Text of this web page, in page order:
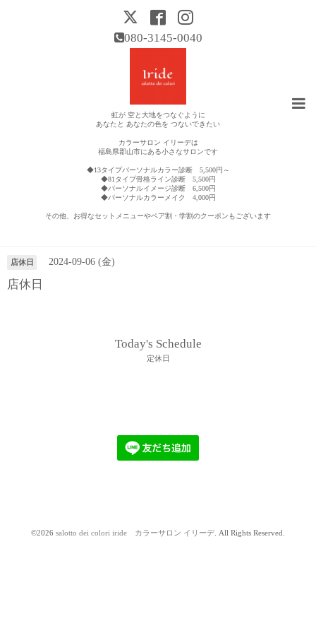
080-3145-0040
虹が 空と大地をつなぐように
あなたと あなたの色を つないできたい
カラーサロン イリーデは
福島県郡山市にある小さなサロンです
◆13タイプパーソナルカラー診断 5,500円～
◆81タイプ骨格ライン診断 5,500円
◆パーソナルイメージ診断 6,500円
◆パーソナルカラーメイク 4,000円
その他、お得なセットメニューやペア割・学割のクーポンもございます
店休日 2024-09-06 (金)
店休日
Today's Schedule
定休日
©2026 salotto dei colori iride カラーサロン イリーデ. All Rights Reserved.